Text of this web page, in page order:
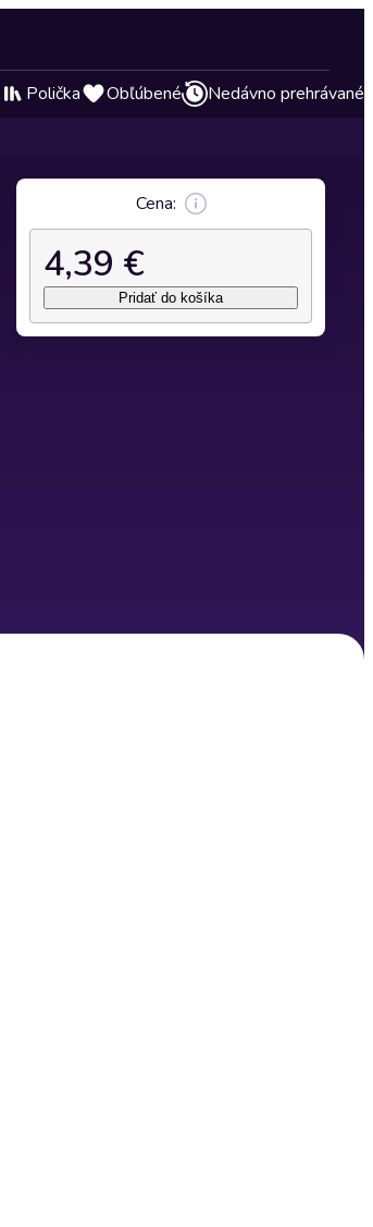
Polička Obľúbené Nedávno prehrávané
Cena:
4,39 €
Pridať do košíka